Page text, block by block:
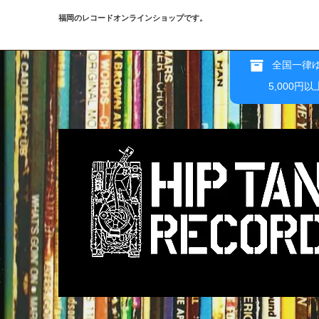
福岡のレコードオンラインショップです。
全国一律
5,000円以